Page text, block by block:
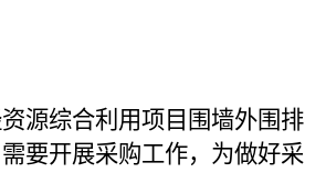
源综合利用项目围墙外围排
要开展采购工作，为做好采